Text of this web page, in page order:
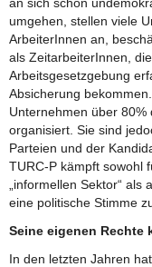
umgehen, stellen viele
ArbeiterInnen an,
als ZeitarbeiterInnen,
Arbeitsgesetzgebung
Absicherung
Unternehmen über 80%
organisiert. Sie sind
Parteien und der
TURC-P kämpft sowohl
„informellen Sektor“
eine politische Stimme
Seine eigenen Rechte
In den letzten Jahren